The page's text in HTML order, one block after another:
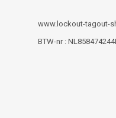
www.lockout-tagout-
BTW-nr :